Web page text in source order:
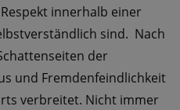
innerhalb einer
sind. Nach
der
und Fremdenfeindlichkeit
verbreitet. Nicht immer